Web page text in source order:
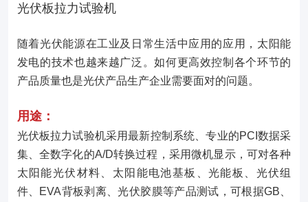
光伏板拉力试验机
随着光伏能源在工业及日常生活中应用的应用，太阳能
发电的技术也越来越广泛。如何更高效控制各个环节的
产品质量也是光伏产品生产企业需要面对的问题。
用途：
光伏板拉力试验机采用最新控制系统、专业的PCI数据采
集、全数字化的A/D转换过程，采用微机显示，可对各种
太阳能光伏材料、太阳能电池基板、光能板、光伏组
件、EVA背板剥离、光伏胶膜等产品测试，可根据GB、